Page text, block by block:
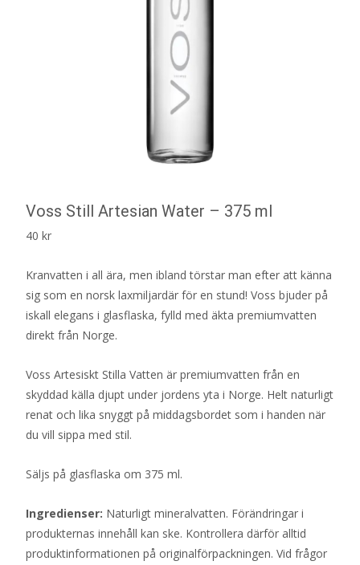
Voss Still Artesian Water – 375 ml
40 kr
Kranvatten i all ära, men ibland törstar man efter att känna
sig som en norsk laxmiljardär för en stund! Voss bjuder på
iskall elegans i glasflaska, fylld med äkta premiumvatten
direkt från Norge.
Voss Artesiskt Stilla Vatten är premiumvatten från en
skyddad källa djupt under jordens yta i Norge. Helt naturligt
renat och lika snyggt på middagsbordet som i handen när
du vill sippa med stil.
Säljs på glasflaska om 375 ml.
Ingredienser: Naturligt mineralvatten. Förändringar i
produkternas innehåll kan ske. Kontrollera därför alltid
produktinformationen på originalförpackningen. Vid frågor